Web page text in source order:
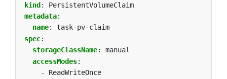
kind :
PersistentVolumeClaim
metadata:
name:
task-pv-claim
spec:
storageClassName:
manual
accessModes:
- ReadWriteOnce